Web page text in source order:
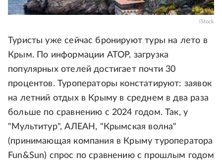
iStock
Туристы уже сейчас бронируют туры на лето в
Крым. По информации АТОР, загрузка
популярных отелей достигает почти 30
процентов. Туроператоры констатируют: заявок
на летний отдых в Крыму в среднем в два раза
больше по сравнению с 2024 годом. Так, у
"Мультитур", АЛЕАН, "Крымская волна"
(принимающая компания в Крыму туроператора
Fun&Sun) спрос по сравнению с прошлым годом